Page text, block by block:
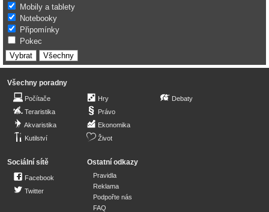
Mobily a tablety
Notebooky
Připomínky
Pokec
Všechny poradny
Počítače
Teraristika
Akvaristika
Kutilství
Hry
Právo
Ekonomika
Život
Debaty
Sociální sítě
Facebook
Twitter
Ostatní odkazy
Pravidla
Reklama
Podpořte nás
FAQ